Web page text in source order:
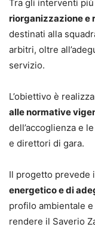
Tra gli interventi
riorganizzazione e
destinati alla
arbitri, oltre
servizio.
L’obiettivo è
alle normative
dell’accoglienza e
e direttori di gara.
Il progetto prevede
energetico e di
profilo ambientale
rendere il Saverio